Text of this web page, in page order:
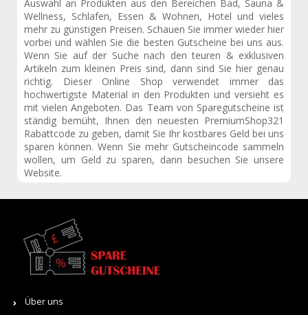
Auswahl an Produkten aus den Bereichen Bad, Sauna &
Wellness, Schlafen, Essen & Wohnen, Hotel und vieles
mehr zu günstigen Preisen. Schauen Sie immer wieder hier
vorbei und wählen Sie die besten Gutscheine bei uns aus.
Wenn Sie auf der Suche nach den teuren & exklusiven
Artikeln zum kleinen Preis sind, dann sind Sie hier genau
richtig. Dieser Online Shop verwendet immer das
hochwertigste Material in den Produkten und versieht es
mit vielen Angeboten. Das Team von Sparegutscheine ist
ständig bemüht, Ihnen den neuesten PremiumShop321
Rabattcode zu geben, damit Sie Ihr kostbares Geld bei uns
sparen können. Wenn Sie mehr Gutscheincode sammeln
wollen, um Geld zu sparen, dann besuchen Sie unsere
Website.
Über uns